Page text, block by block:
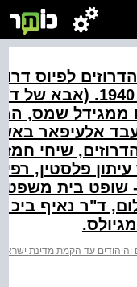
לפיוס
‭-1939‬פברואר
ממגידל שמס,
עבד אלעיפאר
שיחי
פלסטין,
שופט בית משפט
ד"ר נאיף ביכ
עד הקמת מדינת ישראל